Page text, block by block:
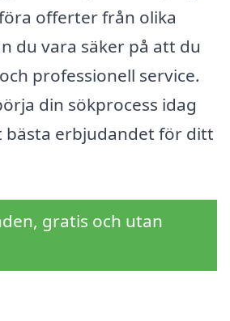
offerter från olika
du vara säker på att du
professionell service.
din sökprocess idag
erbjudandet för ditt
gratis och utan